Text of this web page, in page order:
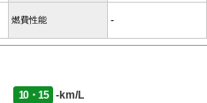
燃費性能 -
10・15
-km/L